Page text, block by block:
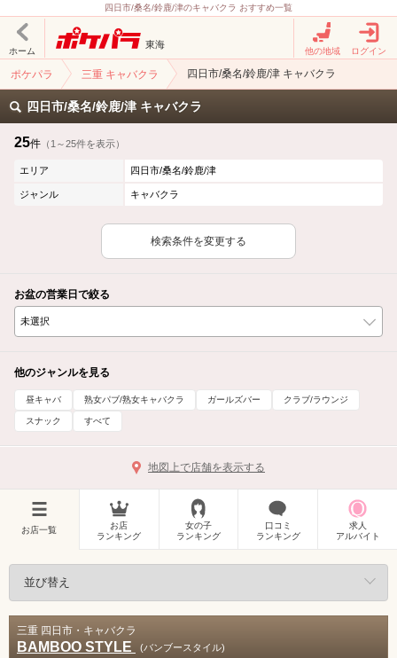
四日市/桑名/鈴鹿/津のキャバクラ おすすめ一覧
ホーム
東海
他の地域 ログイン
ポケパラ 三重 キャバクラ 四日市/桑名/鈴鹿/津 キャバクラ
四日市/桑名/鈴鹿/津 キャバクラ
25件 （1～25件を表示）
エリア 四日市/桑名/鈴鹿/津
ジャンル キャバクラ
検索条件を変更する
お盆の営業日で絞る
他のジャンルを見る
昼キャバ 熟女パブ/熟女キャバクラ ガールズバー クラブ/ラウンジ
スナック すべて
地図上で店舗を表示する
お店一覧
お店
ランキング
女の子
ランキング
口コミ
ランキング
求人
アルバイト
三重 四日市・キャバクラ
BAMBOO STYLE (バンブースタイル)